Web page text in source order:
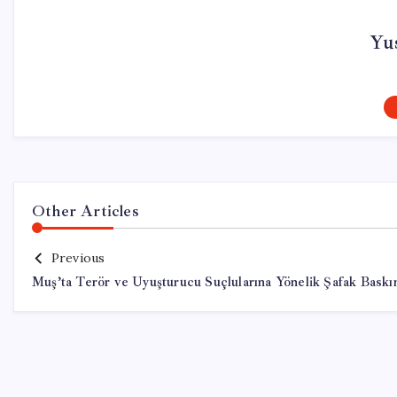
Other Articles
Previous
Muş’ta Terör ve Uyuşturucu Suçlularına Yönelik Şafak